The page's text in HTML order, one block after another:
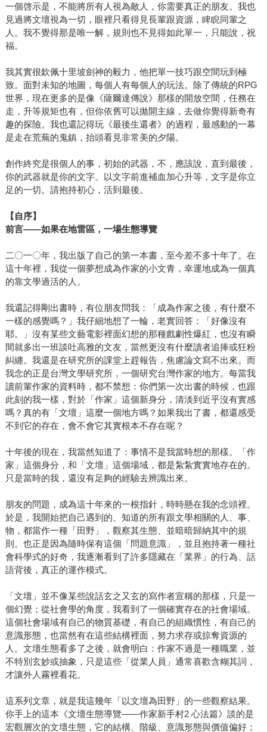
一個啓示是，不能將所有人視為敵人，你需要真正的朋友。我也
見過將文壇視為一切，眼裡只看得見長輩跟資源，睥睨同輩之
人。我不覺得那是唯一解，規則也不見得如此單一，只能說，祝
福。
我其實很欽佩十里坡劍神的毅力，他把單一技巧跟空間玩到極
致。面對未知的地圖，每個人有每個人的玩法。除了傳統的RPG
世界，現在更多的是像《薩爾達傳說》那樣的開放空間，任務在
走，升等規矩也有，但你依舊可以拋開主線，去做你覺得新奇有
趣的探險。我也還記得玩《最後生還者》的過程，最感動的一幕
是走在荒蕪的鬼鎮，抬頭看見非常美的夕陽。
創作終究是很個人的事，初始的武器，不，應該說，直到最後，
你的武器就是你的文字。以文字前進補血加心升等，文字是你立
足的一切。請抱持初心，活到最後。
【自序】
前言——如果在地雷區，一場生態導覽
二〇一〇年，我出版了自己的第一本書，至今差不多十年了。在
這十年裡，我從一個夢想成為作家的小文青，幸運地成為一個真
的靠文學過活的人。
我還記得剛出書時，有位朋友問我：「成為作家之後，有什麼不
一樣的感覺嗎？」我仔細地想了一輪，老實回答：「好像沒有
耶。」沒有某些文藝電影裡面幻想的那種戲劇性爆紅，也沒有瞬
間就多出一班談吐高雅的文友，當然更沒有什麼讀者追捧或狂粉
糾纏。我還是在研究所的課堂上趕報告，焦慮論文寫不出來。而
我念的正是台灣文學研究所，一個研究台灣作家的地方。每當我
讀前輩作家的資料時，都不禁想：你們第一次出書的時候，也跟
此刻的我一樣，對於「作家」這個新身分，清淡到近乎沒有實感
嗎？真的有「文壇」這麼一個地方嗎？如果我出了書，都還感受
不到它的存在，會不會它其實根本不存在呢？
十年後的現在，我當然知道了：事情不是我當時想的那樣。「作
家」這個身分，和「文壇」這個場域，都是紮紮實實地存在的。
只是當時的我，還沒有足夠的經驗去辨識出來。
朋友的問題，成為這十年來的一根指針，時時懸在我的念頭裡。
於是，我開始把自己遇到的、知道的所有跟文學相關的人、事、
物，都當作一種「田野」，觀察其生態、並暗暗歸納其中的規
則。也正是因為隨時保有這個「問題意識」，並且抱持著一種社
會科學式的好奇，我逐漸看到了許多隱藏在「業界」的行為、話
語背後，真正的運作模式。
「文壇」並不像某些說話玄之又玄的寫作者宣稱的那樣，只是一
個幻覺；從社會學的角度，我看到了一個確實存在的社會場域。
這個社會場域有自己的物質基礎，有自己的組織慣性，有自己的
意識形態，也當然有在這些結構裡面，努力求存或掠奪資源的
人。文壇生態看多了之後，就會明白：作家不過是一種職業，並
不特別玄妙或抽象，只是這些「從業人員」通常喜歡含糊其詞，
才讓外人霧裡看花。
這系列文章，就是我這幾年「以文壇為田野」的一些觀察結果。
你手上的這本《文壇生態導覽——作家新手村2 心法篇》談的是
宏觀層次的文壇生態，它的結構、階級、意識形態與價值偏好；